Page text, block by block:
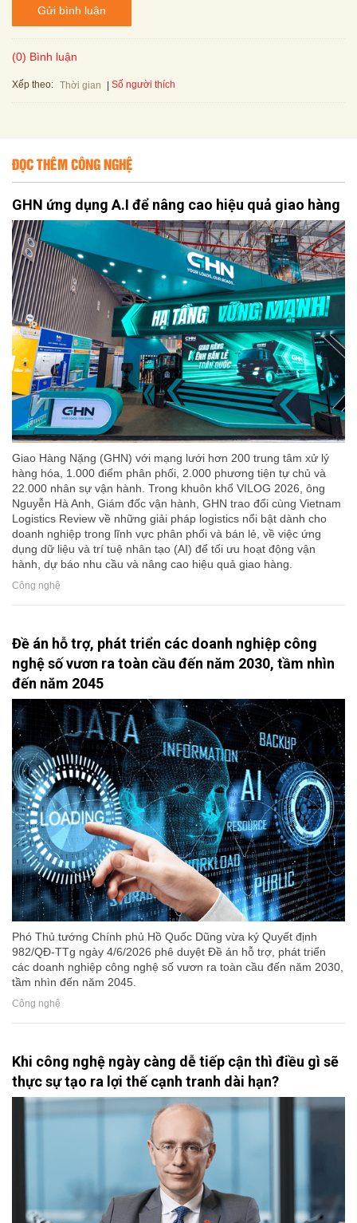
Gửi bình luận
(0) Bình luận
Xếp theo: Thời gian Số người thích
ĐỌC THÊM CÔNG NGHỆ
GHN ứng dụng A.I để nâng cao hiệu quả giao hàng
Giao Hàng Nặng (GHN) với mạng lưới hơn 200 trung tâm xử lý
hàng hóa, 1.000 điểm phân phối, 2.000 phương tiện tự chủ và
22.000 nhân sự vận hành. Trong khuôn khổ VILOG 2026, ông
Nguyễn Hà Anh, Giám đốc vận hành, GHN trao đổi cùng Vietnam
Logistics Review về những giải pháp logistics nổi bật dành cho
doanh nghiệp trong lĩnh vực phân phối và bán lẻ, về việc ứng
dụng dữ liệu và trí tuệ nhân tạo (AI) để tối ưu hoạt động vận
hành, dự báo nhu cầu và nâng cao hiệu quả giao hàng.
Công nghệ
Đề án hỗ trợ, phát triển các doanh nghiệp công
nghệ số vươn ra toàn cầu đến năm 2030, tầm nhìn
đến năm 2045
Phó Thủ tướng Chính phủ Hồ Quốc Dũng vừa ký Quyết định
982/QĐ-TTg ngày 4/6/2026 phê duyệt Đề án hỗ trợ, phát triển
các doanh nghiệp công nghệ số vươn ra toàn cầu đến năm 2030,
tầm nhìn đến năm 2045.
Công nghệ
Khi công nghệ ngày càng dễ tiếp cận thì điều gì sẽ
thực sự tạo ra lợi thế cạnh tranh dài hạn?